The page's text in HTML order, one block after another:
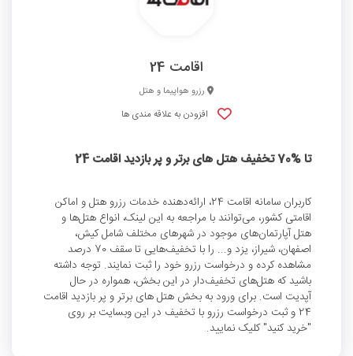
اقامت 24
رزرو هواپیما و هتل
افزودن به علاقه مندی ها
تا %70 تخفیف هتل‌ های برتر و پر بازدید اقامت 24
کاربران سامانه اقامت 24، ارائه‌دهنده خدمات رزرو هتل و اماکن
اقامتی کشور، می‌توانند با مراجعه به این لینک، انواع هتل‌ها و
هتل‌ آپارتمان‌های موجود در شهرهای مختلف شامل کیش،
اصفهان، شیراز، یزد و... را با تخفیف‌هایی تا سقف 70 درصد
مشاهده کرده و درخواست رزرو خود را ثبت نمایند. توجه داشته
باشید که هتل‌های تخفیف‌دار در این بخش، همواره در حال
آپدیت است. برای ورود به بخش هتل های برتر و پر بازدید اقامت
24 و ثبت درخواست رزرو با تخفیف در این وبسایت بر روی
"خرید کنید" کلیک نمایید.